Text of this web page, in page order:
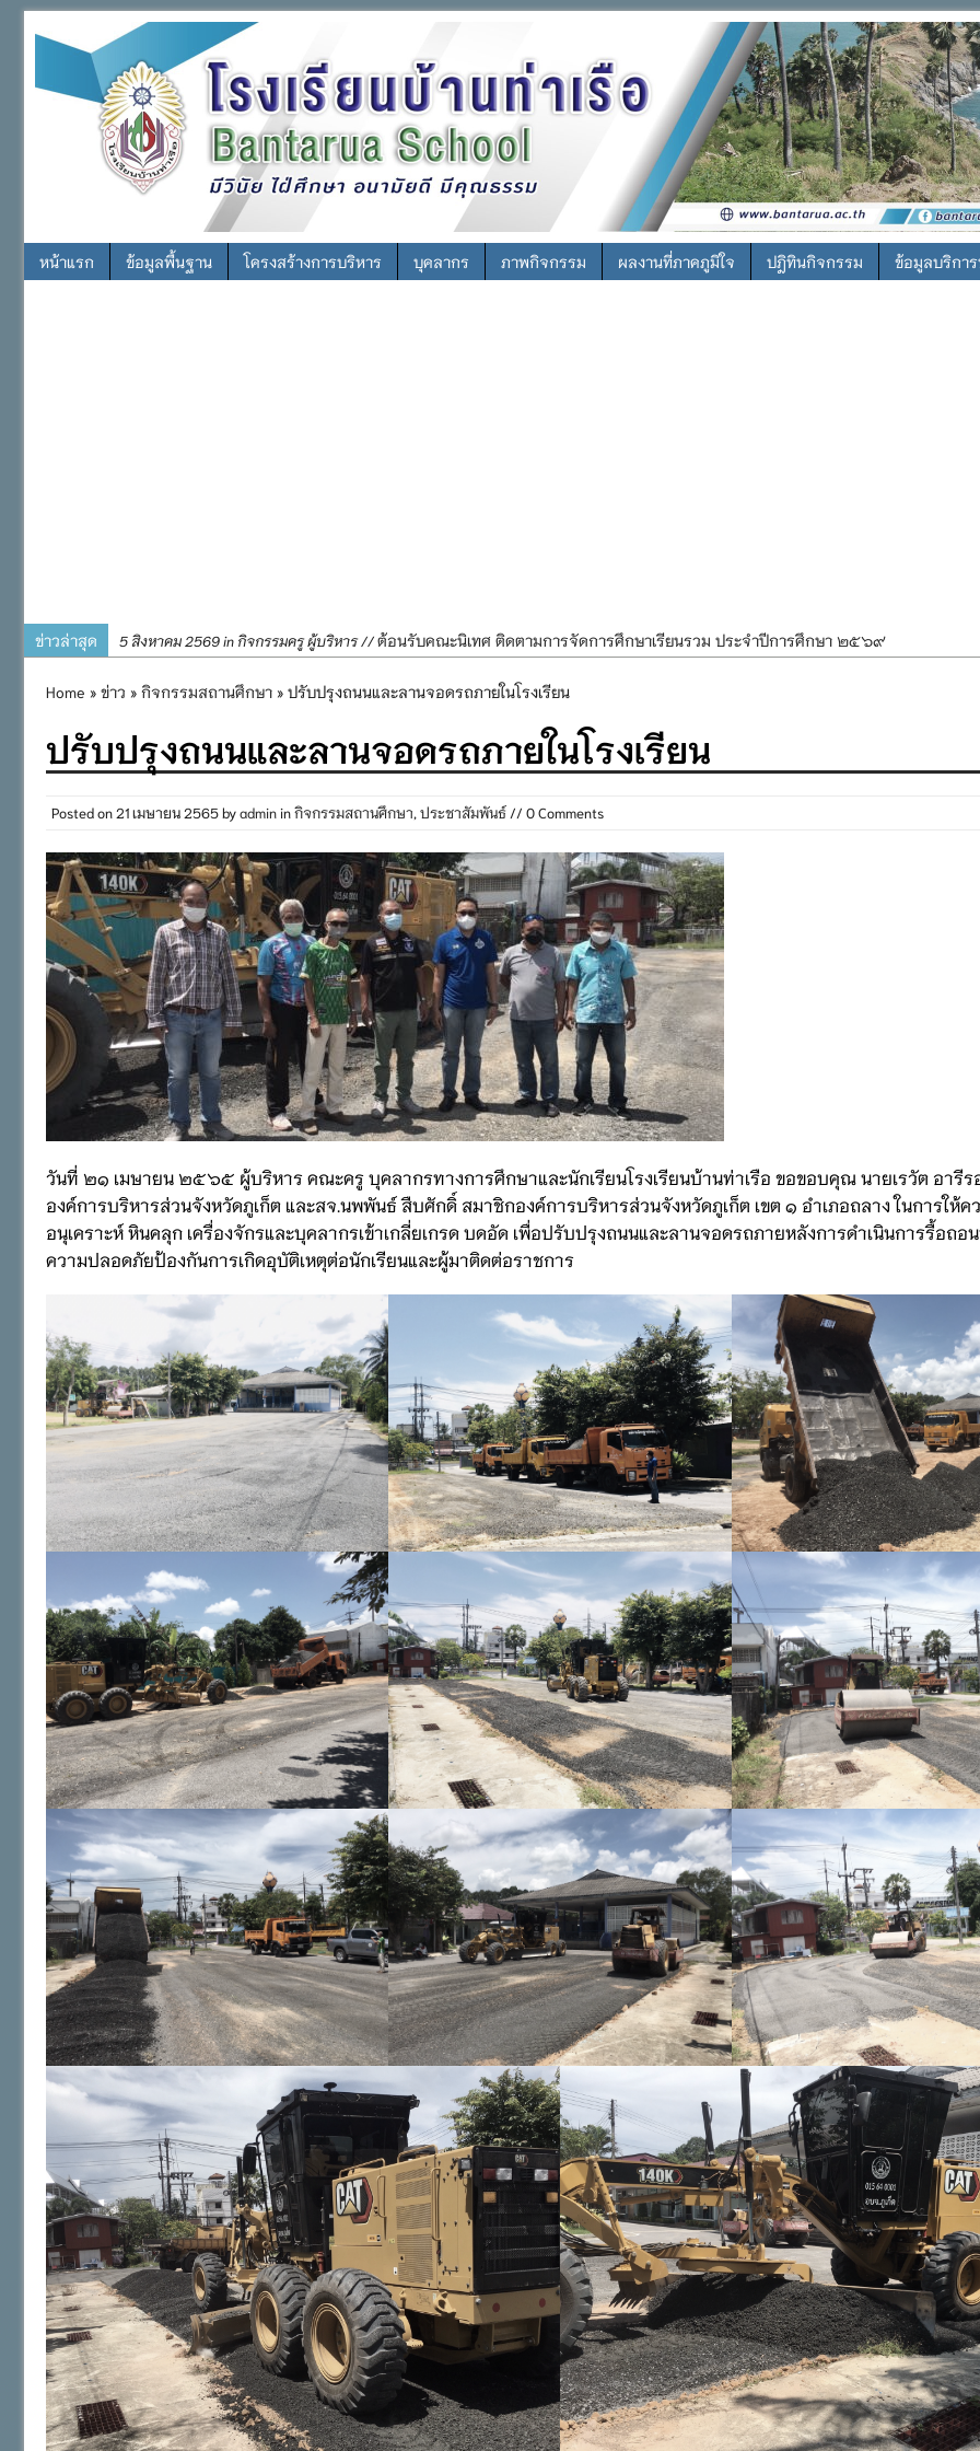
หน้าแรก ข้อมูลพื้นฐาน โครงสร้างการบริหาร บุคลากร ภาพกิจกรรม ผลงานที่ภาคภูมิใจ ปฎิทินกิจกรรม ข้อมูลบริกา
ข่าวล่าสุด 5 สิงหาคม 2569 in กิจกรรมครู ผู้บริหาร //ต้อนรับคณะนิเทศ ติดตามการจัดการศึกษาเรียนรวม ประจำปีการศึกษา ๒๕๖๙
31 กรกฎาคม 2569 in กิจกรรมครู ผู้บริหาร //
๒๕๖๙
31 กรกฎาคม 2569 in กิจกรรมนักเรียน //กิจกรรมถวายเทียนพรรษา สืบสานพระพุทธศาสนา เนื่องในวันอาสาฬหบูชาและวันเข้าพรรษา
31 กรกฎาคม 2569 in กิจกรรมนักเรียน // กิจกรรม SAFETY FOR KIDS เสริมสร้างวินัยและความปลอดภัยในการใช้รถใช้ถนน
Home » ข่าว » กิจกรรมสถานศึกษา » ปรับปรุงถนนและลานจอดรถภายในโรงเรียน
ปรับปรุงถนนและลานจอดรถภายในโรงเรียน
Posted on21 เมษายน 2565byadmininกิจกรรมสถานศึกษา, ประชาสัมพันธ์ // 0 Comments
วันที่ ๒๑ เมษายน ๒๕๖๕ ผู้บริหาร คณะครู บุคลากรทางการศึกษาและนักเรียนโรงเรียนบ้านท่าเรือ ขอขอบคุณ นายเรวัต อารี
องค์การบริหารส่วนจังหวัดภูเก็ต และสจ.นพพันธ์ สืบศักดิ์ สมาชิกองค์การบริหารส่วนจังหวัดภูเก็ต เขต ๑ อำเภอถลาง ในการให้ค
อนุเคราะห์ หินคลุก เครื่องจักรและบุคลากรเข้าเกลี่ยเกรด บดอัด เพื่อปรับปรุงถนนและลานจอดรถภายหลังการดำเนินการรื้อถอ
ความปลอดภัยป้องกันการเกิดอุบัติเหตุต่อนักเรียนและผู้มาติดต่อราชการ